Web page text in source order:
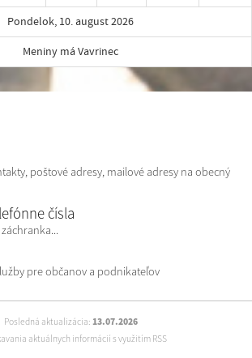
Pondelok, 10. august 2026
Meniny má Vavrinec
poštové adresy, mailové adresy na obecný
čísla
pre občanov a podnikateľov
Posledná aktualizácia: 13.07.2026
aktuálnych informácií s využitím RSS